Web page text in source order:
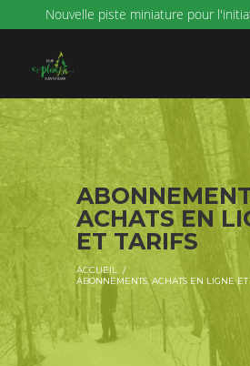
Nouvelle piste miniature pour
ACHATS EN
ET TARIFS
ACCUEIL
ABONNEMENTS, ACHATS EN LIGNE ET